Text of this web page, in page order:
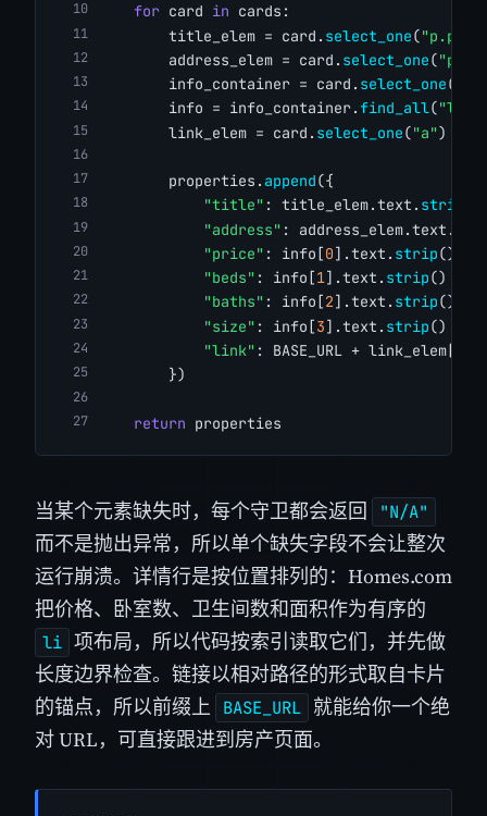
for card in cards:
        title_elem = card.
select_one(
        address_elem = card.
select_one(
        info_container = card.
select_one(
        info = info_container.
find_all("li"
        link_elem = card.
select_one("a")
        properties.
append({
"title" : title_elem.text. strip
"address" : address_elem.text.
"price" : info[0].text. strip()
"beds" : info[1].text. strip()
"baths" : info[2].text. strip()
"size" : info[3].text. strip()
"link" : BASE_URL + link_elem[
        })
return properties
当某个元素缺失时，每个守卫都会返回 "N/A"
而不是抛出异常，所以单个缺失字段不会让整次
运行崩溃。详情行是按位置排列的：Homes.com
把价格、卧室数、卫生间数和面积作为有序的
li 项布局，所以代码按索引读取它们，并先做
长度边界检查。链接以相对路径的形式取自卡片
的锚点，所以前缀上
BASE_URL 就能给你一个绝
对 URL，可直接跟进到房产页面。